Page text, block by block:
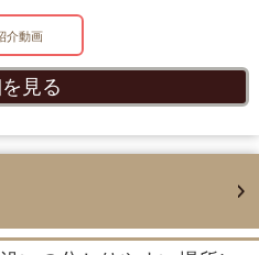
介動画
見る